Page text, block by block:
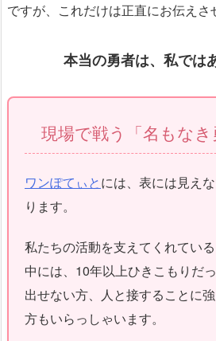
ですが、これだけは正直にお伝えさ
本当の勇者は、私では
現場で戦う「名もなき
ワンぽてぃとには、表には見え
ります。
私たちの活動を支えてくれてい
中には、10年以上ひきこもりだ
出せない方、人と接することに
方もいらっしゃいます。